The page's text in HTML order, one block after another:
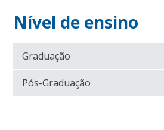
Nível de ensino
Graduação
Pós-Graduação